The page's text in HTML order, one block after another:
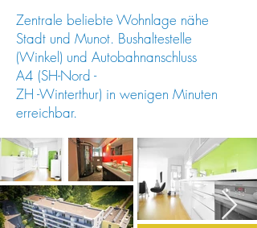
Zentrale beliebte Wohnlage nähe
Stadt und Munot. Bushaltestelle
(Winkel) und Autobahnanschluss
A4 (SH-Nord -
ZH -Winterthur) in wenigen Minuten
erreichbar.